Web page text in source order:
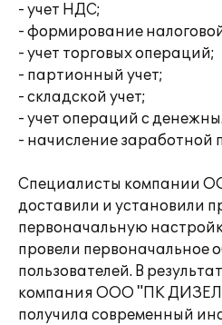
- учет НДС;
- формирование
- учет торговых операций;
- партионный учет;
- складской учет;
- учет операций с
- начисление заработной
Специалисты компании
доставили и установили
первоначальную
провели первоначальное
пользователей. В
компания ООО "ПК
получила современный